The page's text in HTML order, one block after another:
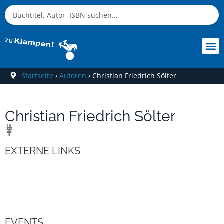
Startseite › Autoren › Christian Friedrich Sölter
Christian Friedrich Sölter
EXTERNE LINKS